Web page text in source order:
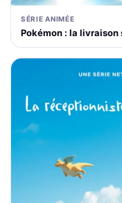
SÉRIE ANIMÉE
Pokémon : la livraison